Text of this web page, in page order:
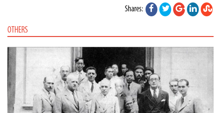
Shares:
OTHERS